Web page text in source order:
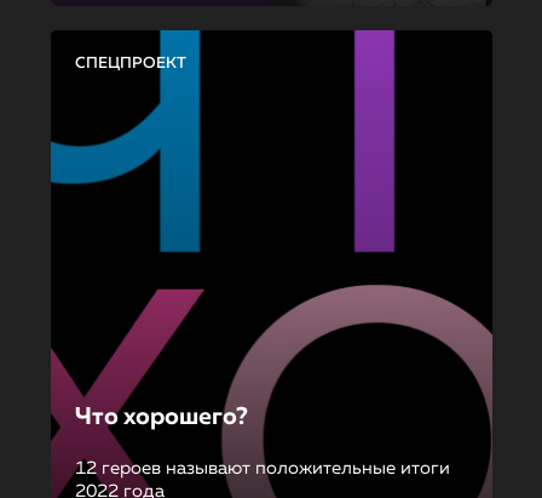
СПЕЦПРОЕКТ
Что хорошего?
12 героев называют положительные итоги
2022 года